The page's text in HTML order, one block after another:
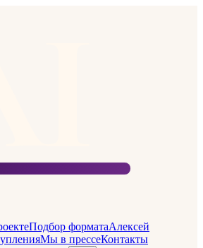
Подбор форматаАлексей
Мы в прессеКонтакты